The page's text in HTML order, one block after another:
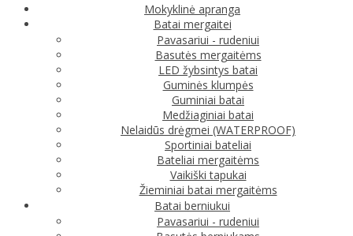
Mokyklinė apranga
Batai mergaitei
Pavasariui - rudeniui
Basutės mergaitėms
LED žybsintys batai
Guminės klumpės
Guminiai batai
Medžiaginiai batai
Nelaidūs drėgmei (WATERPROOF)
Sportiniai bateliai
Bateliai mergaitėms
Vaikiški tapukai
Žieminiai batai mergaitėms
Batai berniukui
Pavasariui - rudeniui